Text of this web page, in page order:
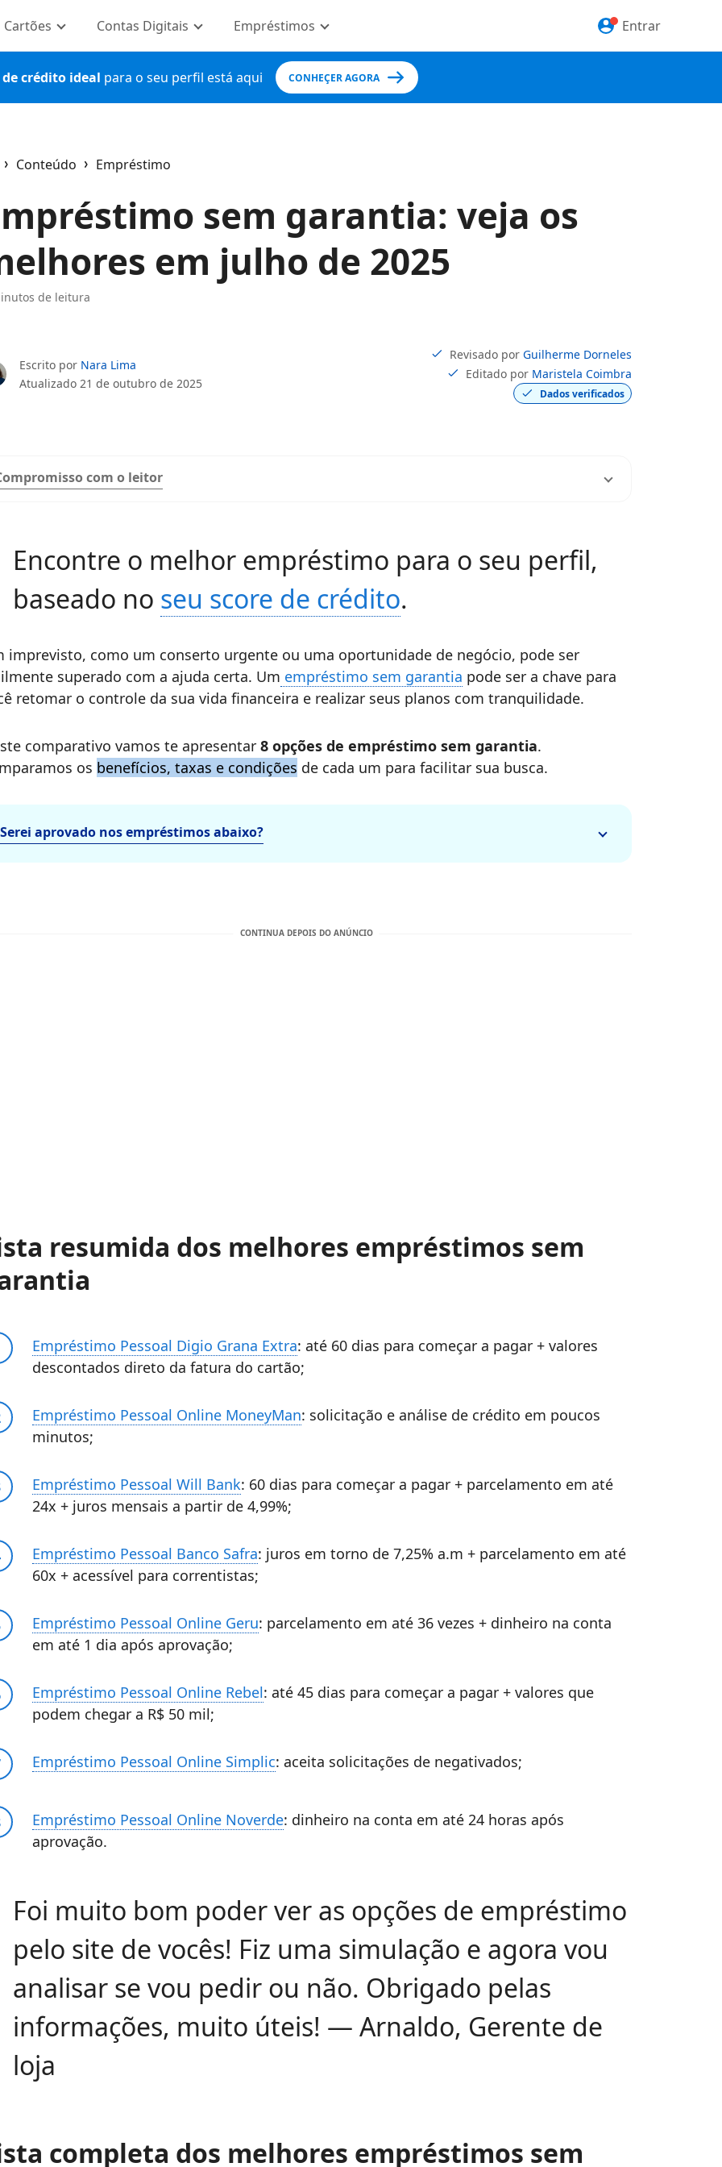
Cartões Contas Digitais Empréstimos Entrar
crédito ideal para o seu perfil está aqui CONHEÇER AGORA
Conteúdo Empréstimo
sem garantia: veja os
em julho de 2025
de leitura
Escrito por Nara Lima
Atualizado 21 de outubro de 2025
Revisado por Guilherme Dorneles
Editado por Maristela Coimbra
Dados verificados
com o leitor
Encontre o melhor empréstimo para o seu perfil,
baseado no seu score de crédito.
imprevisto, como um conserto urgente ou uma oportunidade de negócio, pode ser
superado com a ajuda certa. Um empréstimo sem garantia pode ser a chave para
retomar o controle da sua vida financeira e realizar seus planos com tranquilidade.
comparativo vamos te apresentar 8 opções de empréstimo sem garantia.
os benefícios, taxas e condições de cada um para facilitar sua busca.
Serei aprovado nos empréstimos abaixo?
resumida dos melhores empréstimos sem
Empréstimo Pessoal Digio Grana Extra: até 60 dias para começar a pagar + valores
descontados direto da fatura do cartão;
Empréstimo Pessoal Online MoneyMan: solicitação e análise de crédito em poucos
minutos;
Empréstimo Pessoal Will Bank: 60 dias para começar a pagar + parcelamento em até
24x + juros mensais a partir de 4,99%;
Empréstimo Pessoal Banco Safra: juros em torno de 7,25% a.m + parcelamento em até
60x + acessível para correntistas;
Empréstimo Pessoal Online Geru: parcelamento em até 36 vezes + dinheiro na conta
em até 1 dia após aprovação;
Empréstimo Pessoal Online Rebel: até 45 dias para começar a pagar + valores que
podem chegar a R$ 50 mil;
Empréstimo Pessoal Online Simplic: aceita solicitações de negativados;
Empréstimo Pessoal Online Noverde: dinheiro na conta em até 24 horas após
aprovação.
Foi muito bom poder ver as opções de empréstimo
pelo site de vocês! Fiz uma simulação e agora vou
analisar se vou pedir ou não. Obrigado pelas
informações, muito úteis! — Arnaldo, Gerente de
loja
completa dos melhores empréstimos sem